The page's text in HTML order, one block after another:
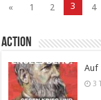
« 1 2 3 4
Action
Auf
3